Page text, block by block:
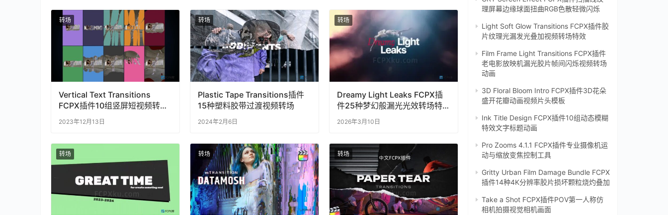
转场
Vertical Text Transitions
FCPX插件10组竖屏短视频转场
带文字标题
2023年12月13日
转场
Plastic Tape Transitions插件
15种塑料胶带过渡视频转场
2024年2月6日
转场
Dreamy Light Leaks FCPX插
件25种梦幻般漏光光效转场特
2026年3月10日
转场 转场 转场
理屏幕边缘球面扭曲RGB色散轻微闪烁‌
Light Soft Glow Transitions FCPX插件胶
片纹理光漏发光叠加视频转场特效
Film Frame Light Transitions FCPX插件
老电影放映机漏光胶片帧间闪烁视频转场
动画
3D Floral Bloom Intro FCPX插件3D花朵
盛开花瓣动画视频片头模板
Ink Title Design FCPX插件10组动态模糊
特效文字标题动画
Pro Zooms 4.1.1 FCPX插件专业摄像机运
动与缩放变焦控制工具
Gritty Urban Film Damage Bundle FCPX
插件14种4K分辨率胶片损坏颗粒烧灼叠加
Take a Shot FCPX插件POV第一人称仿
相机拍摄视觉相机画面